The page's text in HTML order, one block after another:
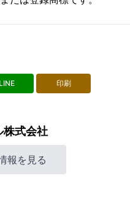
LINE 印刷
株式会社
報を見る